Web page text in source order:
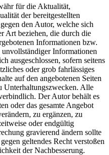
für die Aktualität,
der bereitgestellten
den Autor, welche sich
Art beziehen, die durch die
Informationen bzw.
Informationen
ausgeschlossen, sofern seitens
oder grob fahrlässiges
auf den angebotenen Seiten
Unterhaltungszwecken. Alle
Der Autor behält es
oder das gesamte Angebot
zu ergänzen, zu
oder endgültig
gravierend ändern sollte
geltendes Recht verstoßen
der Nachbesserung.